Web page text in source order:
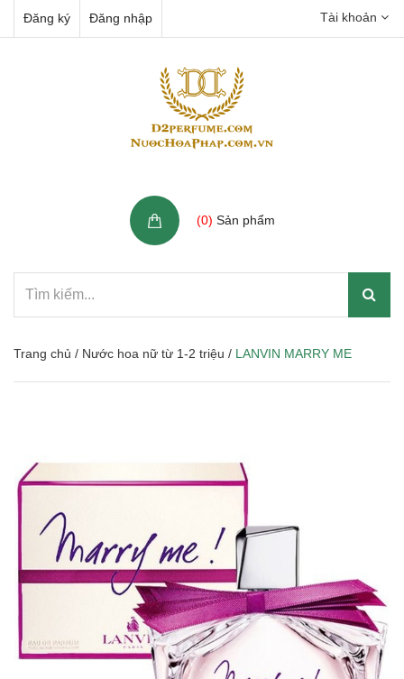
Đăng ký Đăng nhập Tài khoản
(0) Sản phẩm
Trang chủ / Nước hoa nữ từ 1-2 triệu / LANVIN MARRY ME